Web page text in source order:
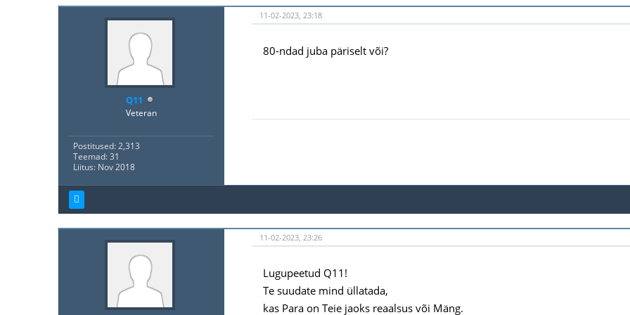
Q11
Veteran
Postitused: 2,313
Teemad: 31
Liitus: Nov 2018
11-02-2023, 23:18
80-ndad juba päriselt või?
11-02-2023, 23:26
Lugupeetud Q11!
Te suudate mind üllatada,
kas Para on Teie jaoks reaalsus või Mäng.